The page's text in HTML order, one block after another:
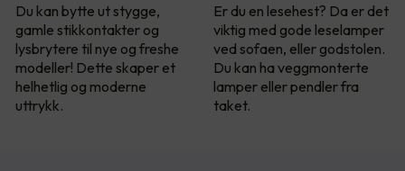
Du kan bytte ut stygge,
gamle stikkontakter og
lysbrytere til nye og freshe
modeller! Dette skaper et
helhetlig og moderne
uttrykk.
Er du en lesehest? Da er det
viktig med gode leselamper
ved sofaen, eller godstolen.
Du kan ha veggmonterte
lamper eller pendler fra
taket.